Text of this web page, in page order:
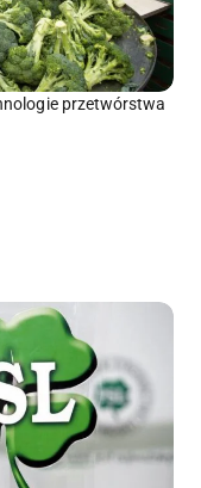
przetwórstwa